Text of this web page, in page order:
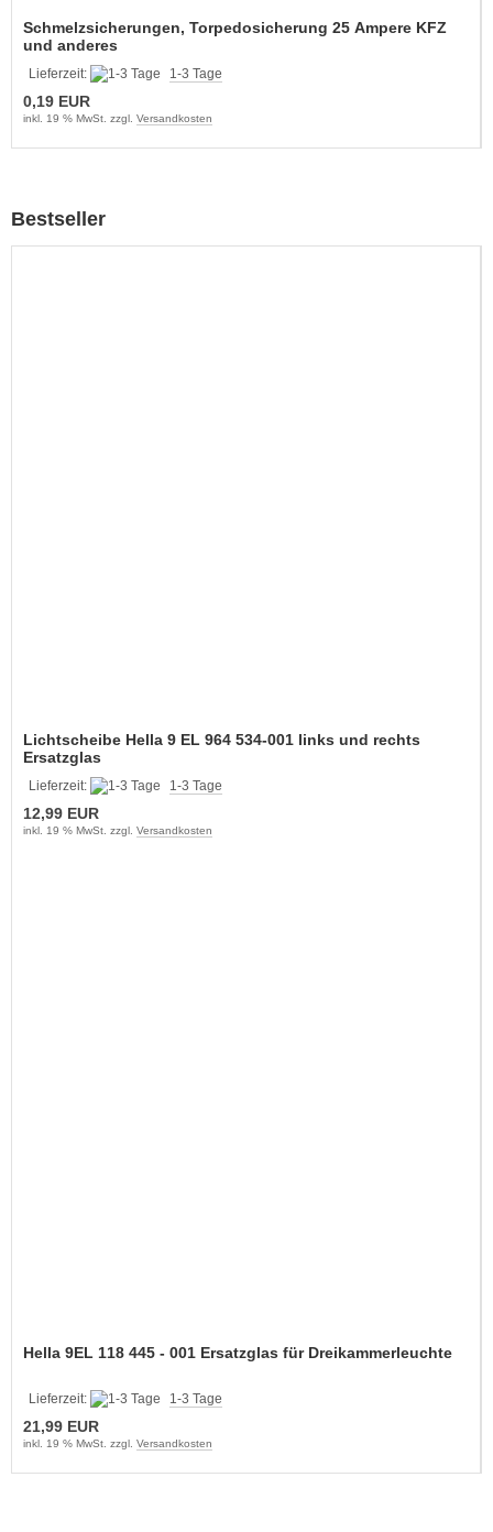
Schmelzsicherungen, Torpedosicherung 25 Ampere KFZ
und anderes
Lieferzeit: 1-3 Tage
0,19 EUR
inkl. 19 % MwSt. zzgl. Versandkosten
Bestseller
Lichtscheibe Hella 9 EL 964 534-001 links und rechts
Ersatzglas
Lieferzeit: 1-3 Tage
12,99 EUR
inkl. 19 % MwSt. zzgl. Versandkosten
Hella 9EL 118 445 - 001 Ersatzglas für Dreikammerleuchte
Lieferzeit: 1-3 Tage
21,99 EUR
inkl. 19 % MwSt. zzgl. Versandkosten